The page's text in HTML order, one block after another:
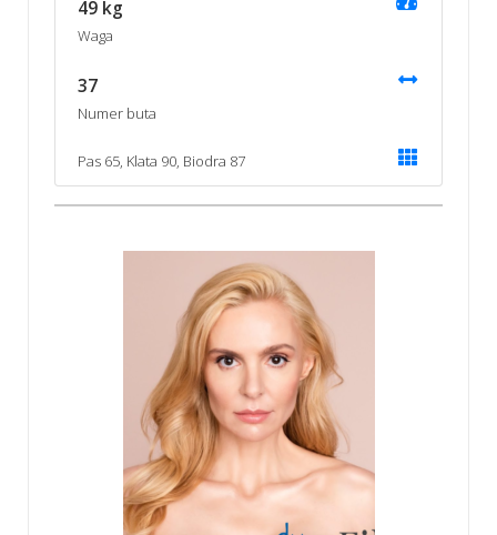
49 kg
Waga
37
Numer buta
Pas 65, Klata 90, Biodra 87